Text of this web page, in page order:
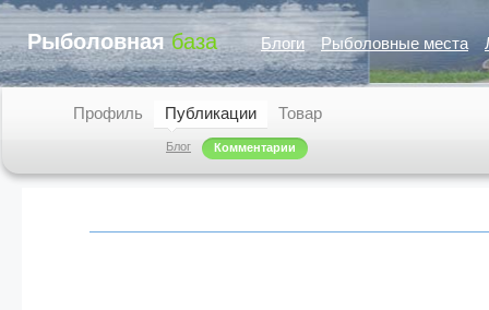
Рыболовная база Блоги Рыболовные места
Профиль Публикации
Блог Комментарии
Товар